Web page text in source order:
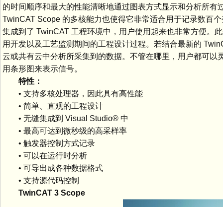
的时间顺序和最大的性能清晰地通过图表方式显示和分析所
TwinCAT Scope 的多核能力也使得它非常适合用于记录数百
集成到了 TwinCAT 工程环境中，用户使用起来也非常方便。
用开发以及工艺监测期间的工程设计过程。若结合最新的
云或共有云中分析所采集到的数据。不管在哪里，用户都可
用条形图来表示信号。
特性：
• 支持多核处理器，因此具有高性能
• 简单、直观的工程设计
• 无缝集成到 Visual Studio® 中
• 最高可达到微秒级的高采样率
• 触发器控制方式记录
• 可以在运行时分析
• 可导出成各种数据格式
• 支持源代码控制
TwinCAT 3 Scope